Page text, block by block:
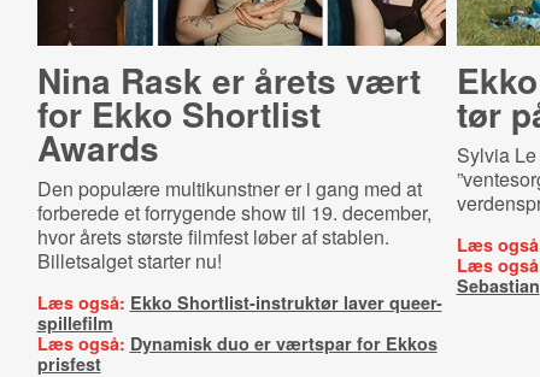
Nina Rask er årets vært
for Ekko Shortlist
Awards
Den populære multikunstner er i gang med at
forberede et forrygende show til 19. december,
hvor årets største filmfest løber af stablen.
Billetsalget starter nu!
Læs også: Ekko Shortlist-instruktør laver queer-
spillefilm
Læs også: Dynamisk duo er værtspar for Ekkos
prisfest
tør
Sylvia
Læs
Læs
Sebastian